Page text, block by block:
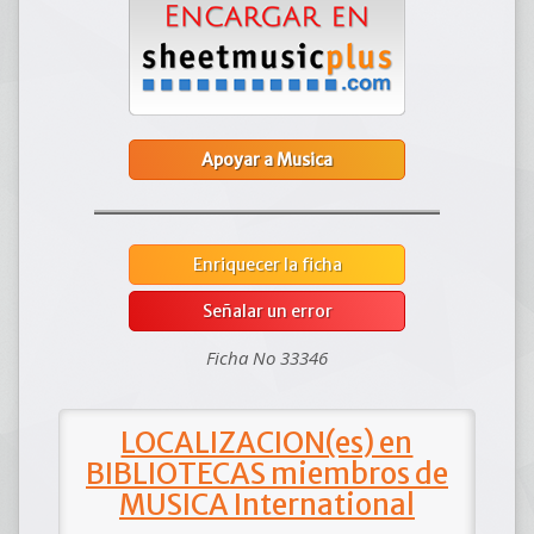
Apoyar a Musica
Enriquecer la ficha
Señalar un error
Ficha No 33346
LOCALIZACION(es) en
BIBLIOTECAS miembros de
MUSICA International